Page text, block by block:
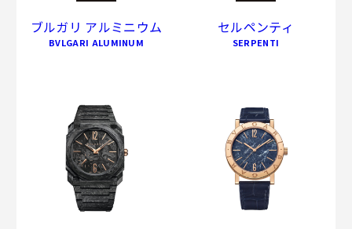
ブルガリ アルミニウム
BVLGARI ALUMINUM
セルペンティ
SERPENTI